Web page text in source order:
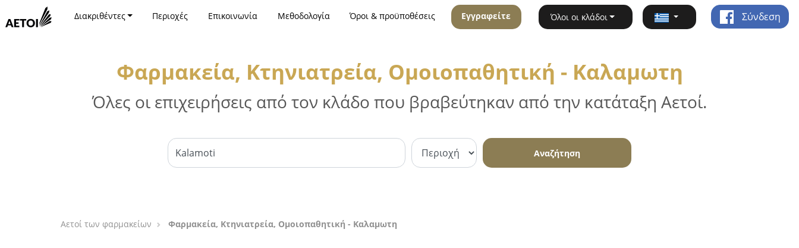
Διακριθέντες Περιοχές Επικοινωνία Μεθοδολογία Όροι & προϋποθέσεις Εγγραφείτε Όλοι οι κλάδοι Σύνδεση
Φαρμακεία, Κτηνιατρεία, Ομοιοπαθητική - Καλαμωτη
Όλες οι επιχειρήσεις από τον κλάδο που βραβεύτηκαν από την κατάταξη Αετοί.
Αναζήτηση
Αετοί των φαρμακείων Φαρμακεία, Κτηνιατρεία, Ομοιοπαθητική - Καλαμωτη